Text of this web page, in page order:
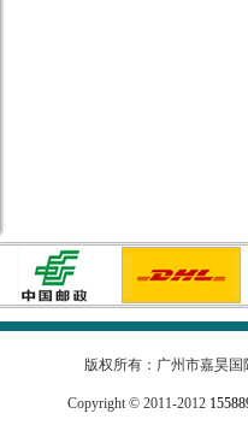
版权所有：广州市嘉昊
Copyright © 2011-2012